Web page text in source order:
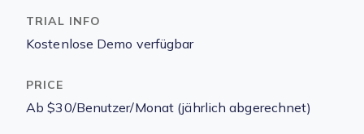
Kostenlose Demo verfügbar
Ab $30/Benutzer/Monat (jährlich abgerechnet)